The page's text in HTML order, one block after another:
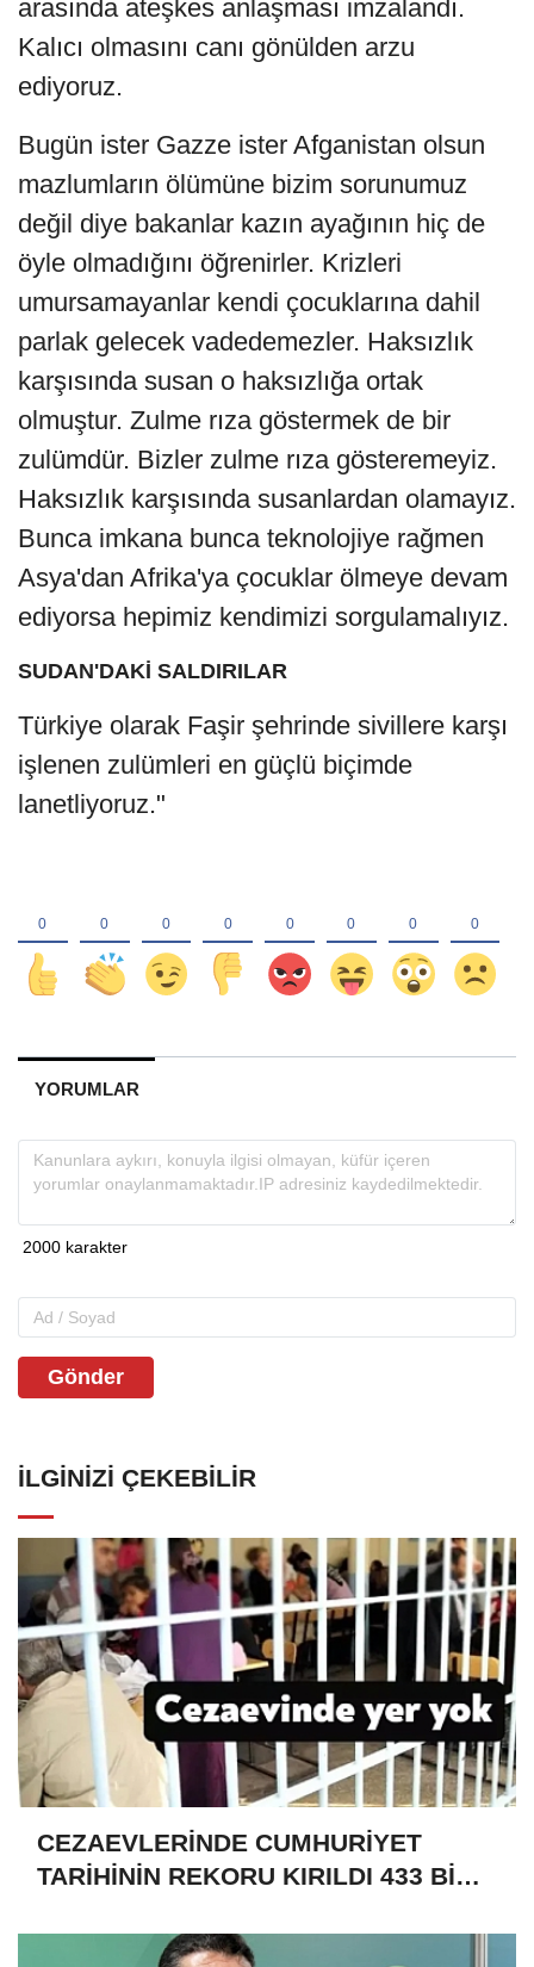
arasında ateşkes anlaşması imzalandı.
Kalıcı olmasını canı gönülden arzu
ediyoruz.
Bugün ister Gazze ister Afganistan olsun
mazlumların ölümüne bizim sorunumuz
değil diye bakanlar kazın ayağının hiç de
öyle olmadığını öğrenirler. Krizleri
umursamayanlar kendi çocuklarına dahil
parlak gelecek vadedemezler. Haksızlık
karşısında susan o haksızlığa ortak
olmuştur. Zulme rıza göstermek de bir
zulümdür. Bizler zulme rıza gösteremeyiz.
Haksızlık karşısında susanlardan olamayız.
Bunca imkana bunca teknolojiye rağmen
Asya'dan Afrika'ya çocuklar ölmeye devam
ediyorsa hepimiz kendimizi sorgulamalıyız.
SUDAN'DAKİ SALDIRILAR
Türkiye olarak Faşir şehrinde sivillere karşı
işlenen zulümleri en güçlü biçimde
lanetliyoruz."
YORUMLAR
Gönder
İLGINIZI ÇEKEBILIR
CEZAEVLERİNDE CUMHURİYET
TARİHİNİN REKORU KIRILDI 433 BİN